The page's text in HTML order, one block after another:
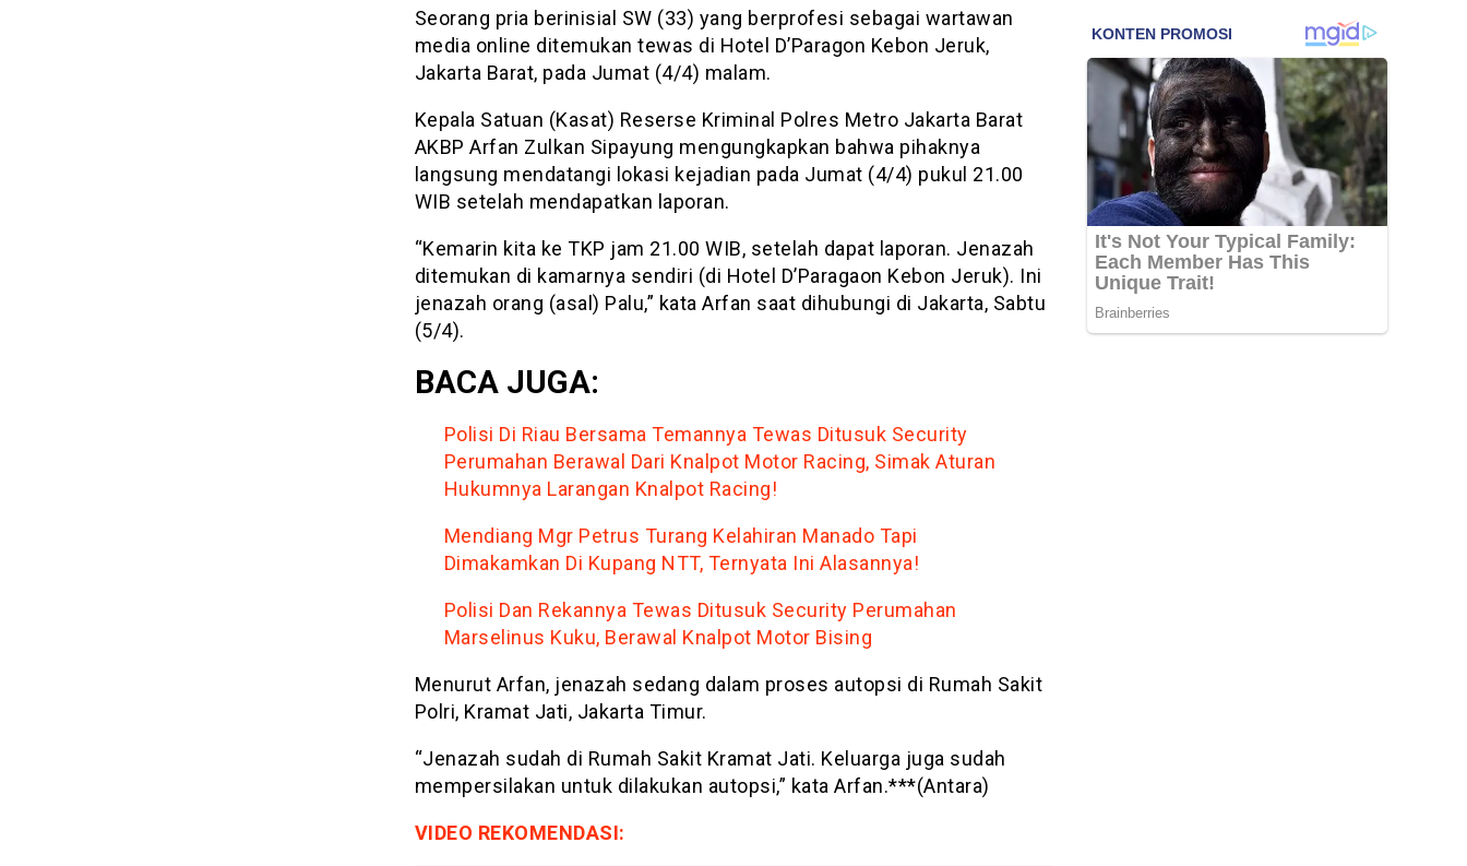
Seorang pria berinisial SW (33) yang berprofesi sebagai wartawan
media online ditemukan tewas di Hotel D’Paragon Kebon Jeruk,
Jakarta Barat, pada Jumat (4/4) malam.
Kepala Satuan (Kasat) Reserse Kriminal Polres Metro Jakarta Barat
AKBP Arfan Zulkan Sipayung mengungkapkan bahwa pihaknya
langsung mendatangi lokasi kejadian pada Jumat (4/4) pukul 21.00
WIB setelah mendapatkan laporan.
“Kemarin kita ke TKP jam 21.00 WIB, setelah dapat laporan. Jenazah
ditemukan di kamarnya sendiri (di Hotel D’Paragaon Kebon Jeruk). Ini
jenazah orang (asal) Palu,” kata Arfan saat dihubungi di Jakarta, Sabtu
(5/4).
BACA JUGA:
Polisi Di Riau Bersama Temannya Tewas Ditusuk Security
Perumahan Berawal Dari Knalpot Motor Racing, Simak Aturan
Hukumnya Larangan Knalpot Racing!
Mendiang Mgr Petrus Turang Kelahiran Manado Tapi
Dimakamkan Di Kupang NTT, Ternyata Ini Alasannya!
Polisi Dan Rekannya Tewas Ditusuk Security Perumahan
Marselinus Kuku, Berawal Knalpot Motor Bising
Menurut Arfan, jenazah sedang dalam proses autopsi di Rumah Sakit
Polri, Kramat Jati, Jakarta Timur.
“Jenazah sudah di Rumah Sakit Kramat Jati. Keluarga juga sudah
mempersilakan untuk dilakukan autopsi,” kata Arfan.***(Antara)
VIDEO REKOMENDASI: